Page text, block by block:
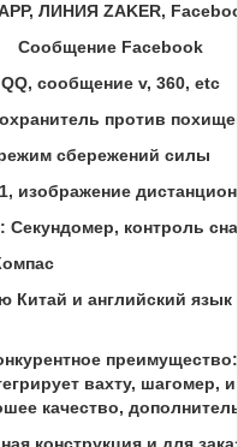
APP, ЛИНИЯ ZAKER,
Сообщение Facebook
QQ, сообщение v, 360, etc
против
сбережений
изображение
Секундомер, контроль сна
Китай и английский
преимущество:
вахту, шагомер,
качество,